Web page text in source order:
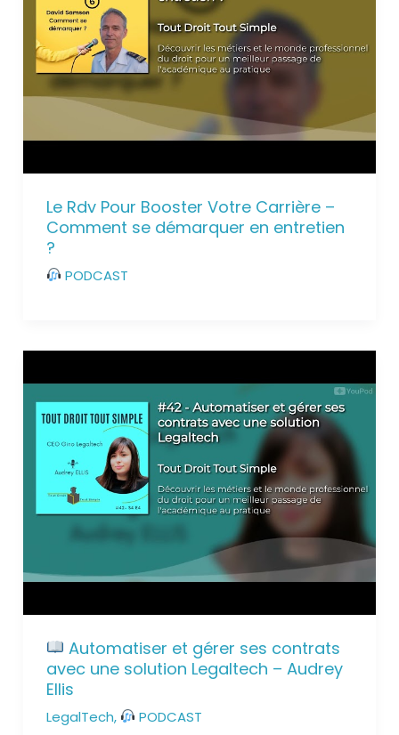
Le Rdv Pour Booster Votre Carrière –
Comment se démarquer en entretien
?
PODCAST
Automatiser et gérer ses contrats
avec une solution Legaltech – Audrey
Ellis
LegalTech, PODCAST